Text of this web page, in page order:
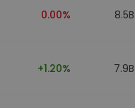
0.00%
+1.20%